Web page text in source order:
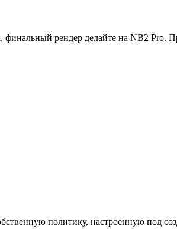
рендер делайте на NB2 Pro.
политику, настроенную под